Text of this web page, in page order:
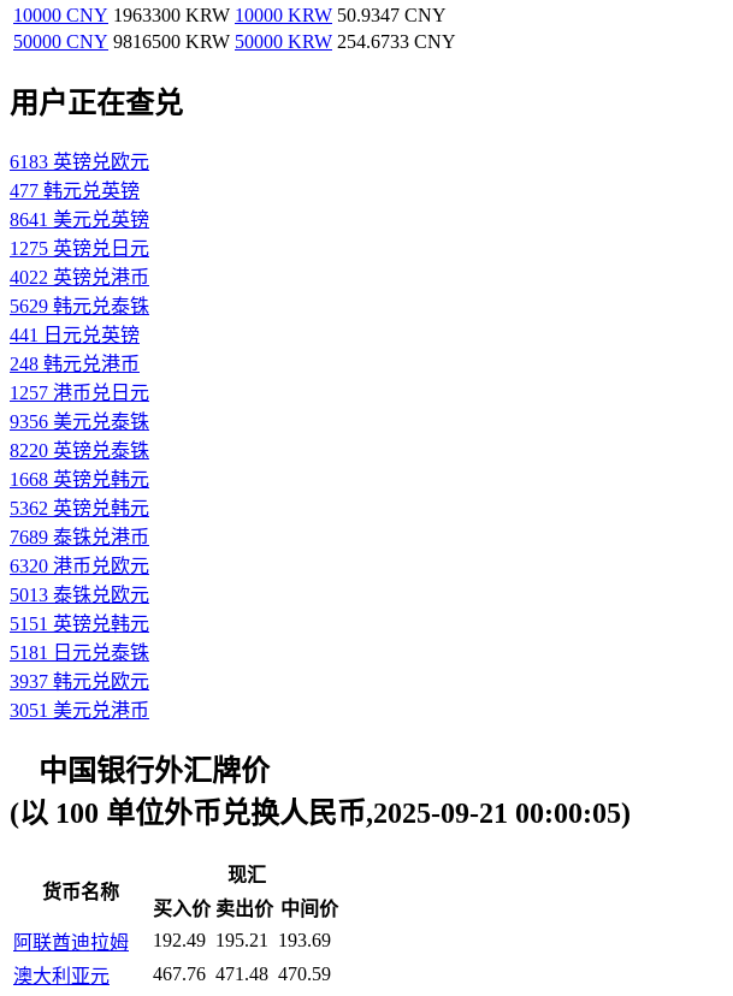
10000 CNY 1963300 KRW 10000 KRW 50.9347 CNY
50000 CNY 9816500 KRW 50000 KRW 254.6733 CNY
用户正在查兑
6183 英镑兑欧元
477 韩元兑英镑
8641 美元兑英镑
1275 英镑兑日元
4022 英镑兑港币
5629 韩元兑泰铢
441 日元兑英镑
248 韩元兑港币
1257 港币兑日元
9356 美元兑泰铢
8220 英镑兑泰铢
1668 英镑兑韩元
5362 英镑兑韩元
7689 泰铢兑港币
6320 港币兑欧元
5013 泰铢兑欧元
5151 英镑兑韩元
5181 日元兑泰铢
3937 韩元兑欧元
3051 美元兑港币
中国银行外汇牌价
(以 100 单位外币兑换人民币,2025-09-21 00:00:05)
货币名称
现汇
买入价 卖出价 中间价
阿联酋迪拉姆
192.49 195.21
193.69
澳大利亚元
467.76 471.48 470.59